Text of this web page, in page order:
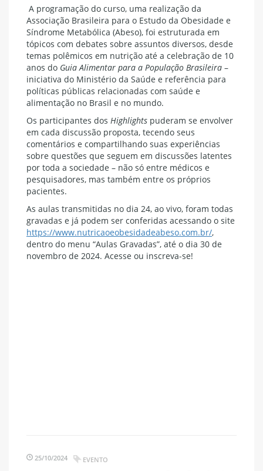
A programação do curso, uma realização da
Associação Brasileira para o Estudo da Obesidade e
Síndrome Metabólica (Abeso), foi estruturada em
tópicos com debates sobre assuntos diversos, desde
temas polêmicos em nutrição até a celebração de 10
anos do Guia Alimentar para a População Brasileira –
iniciativa do Ministério da Saúde e referência para
políticas públicas relacionadas com saúde e
alimentação no Brasil e no mundo.
Os participantes dos Highlights puderam se envolver
em cada discussão proposta, tecendo seus
comentários e compartilhando suas experiências
sobre questões que seguem em discussões latentes
por toda a sociedade – não só entre médicos e
pesquisadores, mas também entre os próprios
pacientes.
As aulas transmitidas no dia 24, ao vivo, foram todas
gravadas e já podem ser conferidas acessando o site
https://www.nutricaoeobesidadeabeso.com.br/,
dentro do menu “Aulas Gravadas”, até o dia 30 de
novembro de 2024. Acesse ou inscreva-se!
25/10/2024 EVENTO